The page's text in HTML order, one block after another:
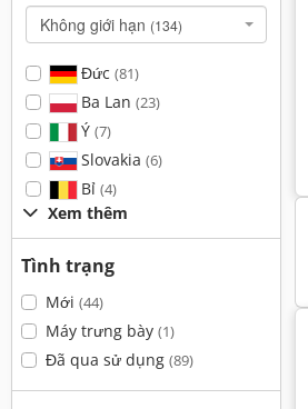
Không giới hạn (134)
Đức (81)
Ba Lan (23)
Ý (7)
Slovakia (6)
Bỉ (4)
Xem thêm
Tình trạng
Mới (44)
Máy trưng bày (1)
Đã qua sử dụng (89)
Máy Cắt Góc